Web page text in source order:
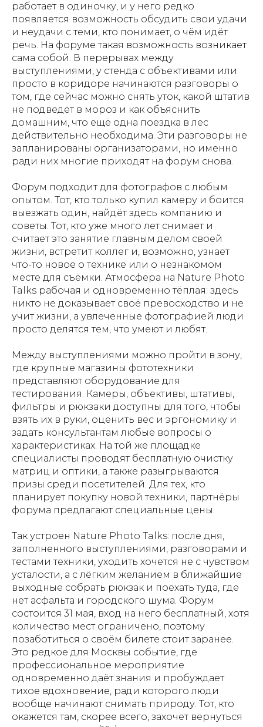
работает в одиночку, и у него редко
появляется возможность обсудить свои удачи
и неудачи с теми, кто понимает, о чём идёт
речь. На форуме такая возможность возникает
сама собой. В перерывах между
выступлениями, у стенда с объективами или
просто в коридоре начинаются разговоры о
том, где сейчас можно снять уток, какой штатив
не подведёт в мороз и как объяснить
домашним, что ещё одна поездка в лес
действительно необходима. Эти разговоры не
запланированы организаторами, но именно
ради них многие приходят на форум снова.
Форум подходит для фотографов с любым
опытом. Тот, кто только купил камеру и боится
выезжать один, найдёт здесь компанию и
советы. Тот, кто уже много лет снимает и
считает это занятие главным делом своей
жизни, встретит коллег и, возможно, узнает
что-то новое о технике или о незнакомом
месте для съёмки. Атмосфера на Nature Photo
Talks рабочая и одновременно тёплая: здесь
никто не доказывает своё превосходство и не
учит жизни, а увлеченные фотографией люди
просто делятся тем, что умеют и любят.
Между выступлениями можно пройти в зону,
где крупные магазины фототехники
представляют оборудование для
тестирования. Камеры, объективы, штативы,
фильтры и рюкзаки доступны для того, чтобы
взять их в руки, оценить вес и эргономику и
задать консультантам любые вопросы о
характеристиках. На той же площадке
специалисты проводят бесплатную очистку
матриц и оптики, а также разыгрываются
призы среди посетителей. Для тех, кто
планирует покупку новой техники, партнёры
форума предлагают специальные цены.
Так устроен Nature Photo Talks: после дня,
заполненного выступлениями, разговорами и
тестами техники, уходить хочется не с чувством
усталости, а с лёгким желанием в ближайшие
выходные собрать рюкзак и поехать туда, где
нет асфальта и городского шума. Форум
состоится 31 мая, вход на него бесплатный, хотя
количество мест ограничено, поэтому
позаботиться о своём билете стоит заранее.
Это редкое для Москвы событие, где
профессиональное мероприятие
одновременно даёт знания и пробуждает
тихое вдохновение, ради которого люди
вообще начинают снимать природу. Тот, кто
окажется там, скорее всего, захочет вернуться